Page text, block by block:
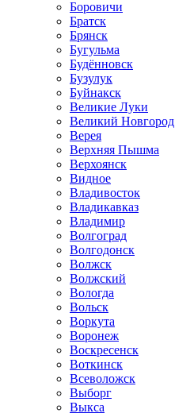
Боровичи
Братск
Брянск
Бугульма
Будённовск
Бузулук
Буйнакск
Великие Луки
Великий Новгород
Верея
Верхняя Пышма
Верхоянск
Видное
Владивосток
Владикавказ
Владимир
Волгоград
Волгодонск
Волжск
Волжский
Вологда
Вольск
Воркута
Воронеж
Воскресенск
Воткинск
Всеволожск
Выборг
Выкса